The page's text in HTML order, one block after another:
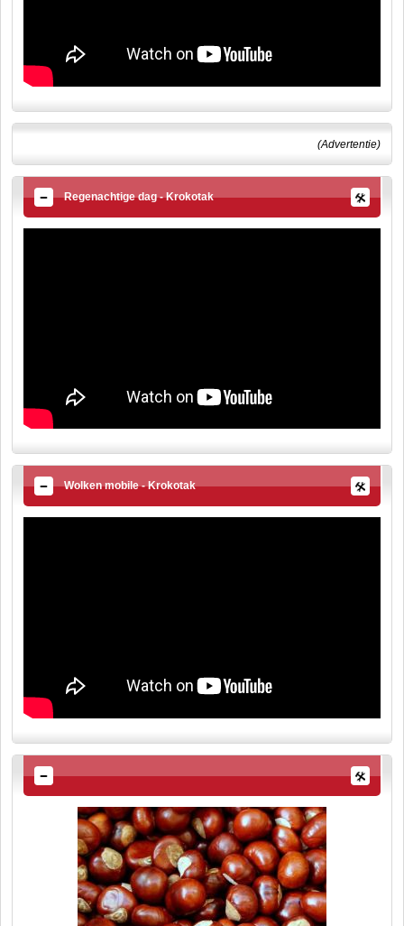
(Advertentie)
Regenachtige dag - Krokotak
Wolken mobile - Krokotak